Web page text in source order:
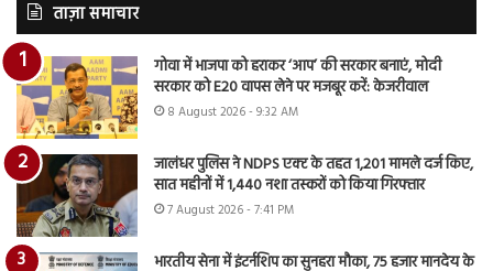
ताज़ा समाचार
गोवा में भाजपा को हराकर ‘आप’ की सरकार बनाएं, मोदी
सरकार को E20 वापस लेने पर मजबूर करें: केजरीवाल
8 August 2026 - 9:32 AM
जालंधर पुलिस ने NDPS एक्ट के तहत 1,201 मामले दर्ज किए,
सात महीनों में 1,440 नशा तस्करों को किया गिरफ्तार
7 August 2026 - 7:41 PM
भारतीय सेना में इंटर्नशिप का सुनहरा मौका, 75 हजार मानदेय के